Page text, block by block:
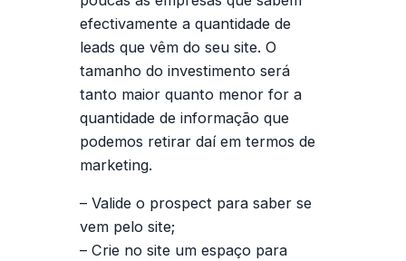
efectivamente a quantidade de
leads que vêm do seu site. O
tamanho do investimento será
tanto maior quanto menor for a
quantidade de informação que
podemos retirar daí em termos de
marketing.
– Valide o prospect para saber se
vem pelo site;
– Crie no site um espaço para